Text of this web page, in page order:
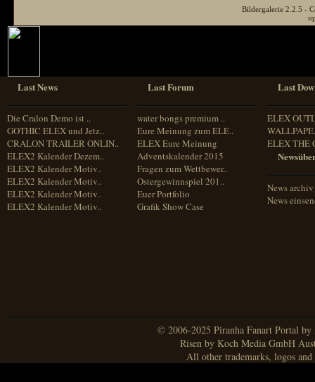
Bildergalerie 2.2.5 -
Last News
Die Cralon Demo ist ..
GOTHIC ELEX und Jetz..
CRALON TRAILER ONLIN..
ELEX2 Kalender Dezem..
ELEX2 Kalender Motiv..
ELEX2 Kalender Motiv..
ELEX2 Kalender Motiv..
ELEX2 Kalender Motiv..
Last Forum
water bongs premium ..
Eure Meinung zum ELE..
ELEX Eure Meinung
Adventskalender 2015
Fragen zum Wettbewer..
Ostergewinnspiel 201..
Euer Portfolio
Grafik Show Case
Last
ELEX
ELEX THE
News archiv
News
© 2006-2025 Piranha Fanart Portal
Risen by Koch Media GmbH
All other trademarks, logos